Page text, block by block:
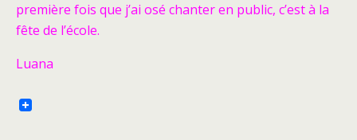
première fois que j’ai osé chanter en public, c’est à la
fête de l’école.
Luana